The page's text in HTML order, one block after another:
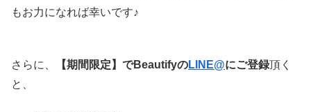
もお力になれば幸いです♪
さらに、 【期間限定】でBeautifyのLINE@にご登録頂く
と、